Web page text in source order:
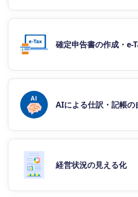
確定申告書の作成・e-
AIによる仕訳・記帳の
経営状況の見える化